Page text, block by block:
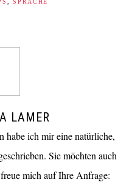
,SPRACHE
LAMER
habe ich mir eine natürliche,
Sie möchten auch
mich auf Ihre Anfrage: